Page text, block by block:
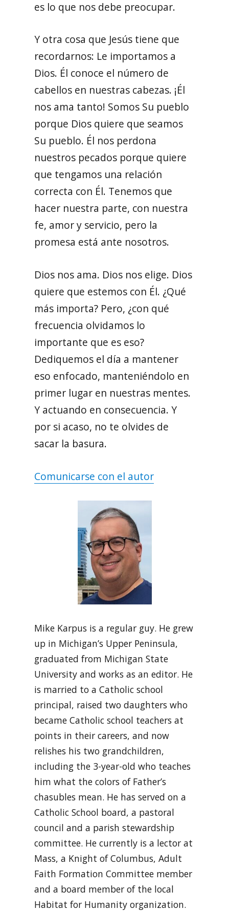
es lo que nos debe preocupar.
Y otra cosa que Jesús tiene que
recordarnos: Le importamos a
Dios. Él conoce el número de
cabellos en nuestras cabezas. ¡Él
nos ama tanto! Somos Su pueblo
porque Dios quiere que seamos
Su pueblo. Él nos perdona
nuestros pecados porque quiere
que tengamos una relación
correcta con Él. Tenemos que
hacer nuestra parte, con nuestra
fe, amor y servicio, pero la
promesa está ante nosotros.
Dios nos ama. Dios nos elige. Dios
quiere que estemos con Él. ¿Qué
más importa? Pero, ¿con qué
frecuencia olvidamos lo
importante que es eso?
Dediquemos el día a mantener
eso enfocado, manteniéndolo en
primer lugar en nuestras mentes.
Y actuando en consecuencia. Y
por si acaso, no te olvides de
sacar la basura.
Comunicarse con el autor
Mike Karpus is a regular guy. He grew
up in Michigan’s Upper Peninsula,
graduated from Michigan State
University and works as an editor. He
is married to a Catholic school
principal, raised two daughters who
became Catholic school teachers at
points in their careers, and now
relishes his two grandchildren,
including the 3-year-old who teaches
him what the colors of Father’s
chasubles mean. He has served on a
Catholic School board, a pastoral
council and a parish stewardship
committee. He currently is a lector at
Mass, a Knight of Columbus, Adult
Faith Formation Committee member
and a board member of the local
Habitat for Humanity organization.